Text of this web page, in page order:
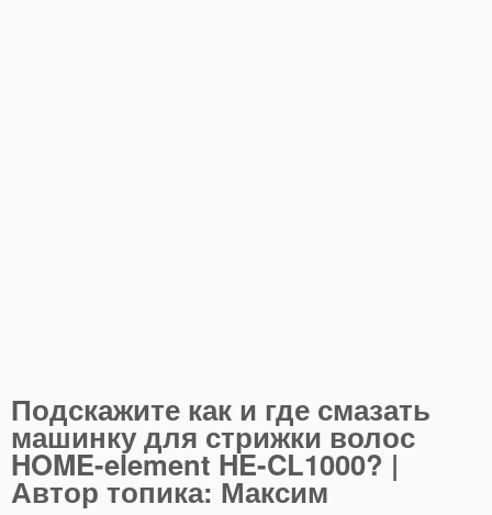
Подскажите как и где смазать
машинку для стрижки волос
HOME-element HE-CL1000? |
Автор топика: Максим